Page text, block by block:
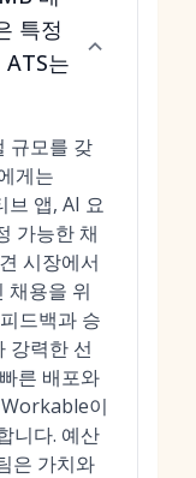
특정
는
규모를 갖
게는
브 앱, AI 요
가능한 채
시장에서
채용을 위
드백과 승
강력한 선
른 배포와
이
니다. 예산
은 가치와